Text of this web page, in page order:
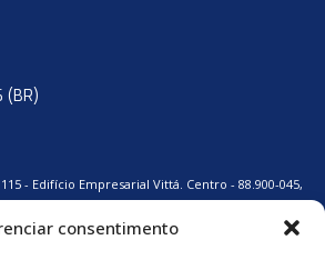
consentimento
(BR)
- Edifício Empresarial Vittá. Centro - 88.900-045,